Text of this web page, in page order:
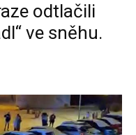
odtlačili
ve sněhu.